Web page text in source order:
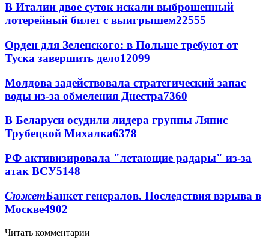
В Италии двое суток искали выброшенный
лотерейный билет с выигрышем22555
Орден для Зеленского: в Польше требуют от
Туска завершить дело12099
Молдова задействовала стратегический запас
воды из-за обмеления Днестра7360
В Беларуси осудили лидера группы Ляпис
Трубецкой Михалка6378
РФ активизировала "летающие радары" из-за
атак ВСУ5148
СюжетБанкет генералов. Последствия взрыва в
Москве4902
Читать комментарии